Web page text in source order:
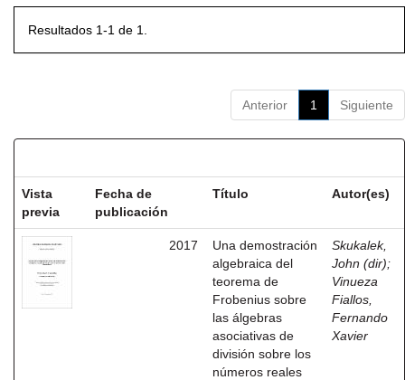
Resultados 1-1 de 1.
Anterior 1 Siguiente
Vista
previa
Fecha de
publicación
Título Autor(es)
2017
Una demostración
algebraica del
teorema de
Frobenius sobre
las álgebras
asociativas de
división sobre los
números reales
Skukalek,
John (dir);
Vinueza
Fiallos,
Fernando
Xavier